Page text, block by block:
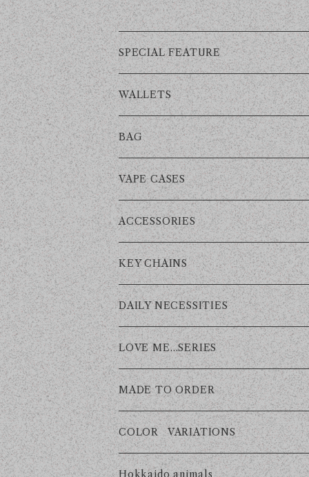
SPECIAL FEATURE
WALLETS
LONG
HALF
MIDDLE
COMPACT
COIN CASE
BAG
TOTE BAG
SACOCHE
VAPE CASES
ACCESSORIES
KEY CHAINS
DAILY NECESSITIES
LOVE ME…SERIES
MADE TO ORDER
COLOR VARIATIONS
BLACK
Hokkaido animals